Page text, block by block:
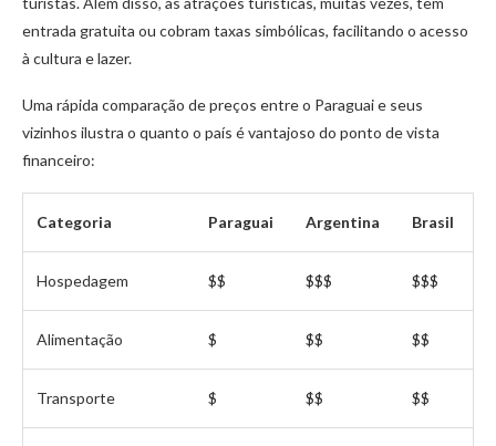
entrada gratuita ou cobram taxas simbólicas, facilitando o acesso
à cultura e lazer.
Uma rápida comparação de preços entre o Paraguai e seus
vizinhos ilustra o quanto o país é vantajoso do ponto de vista
financeiro:
Categoria Paraguai Argentina Brasil
Hospedagem $$ $$$ $$$
Alimentação $ $$ $$
Transporte $ $$ $$